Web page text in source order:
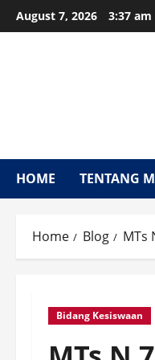
Skip
to
August 7, 2026 3:37 am
HOME TENTANG
Home Blog MTs
Bidang Kesiswaan